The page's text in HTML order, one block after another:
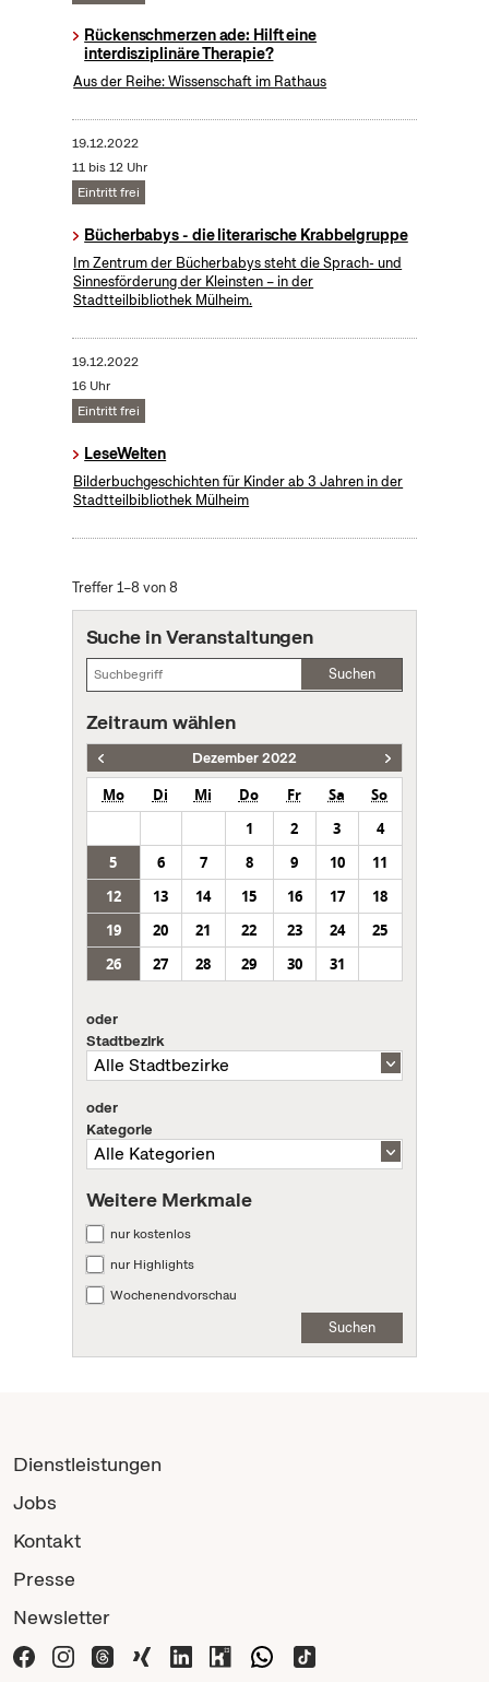
Rückenschmerzen ade: Hilft eine
interdisziplinäre Therapie?
Aus der Reihe: Wissenschaft im Rathaus
19.12.2022
11 bis 12 Uhr
Eintritt frei
Bücherbabys - die literarische Krabbelgruppe
Im Zentrum der Bücherbabys steht die Sprach- und
Sinnesförderung der Kleinsten – in der
Stadtteilbibliothek Mülheim.
19.12.2022
16 Uhr
Eintritt frei
LeseWelten
Bilderbuchgeschichten für Kinder ab 3 Jahren in der
Stadtteilbibliothek Mülheim
Treffer 1–8 von 8
Suche in Veranstaltungen
Suchen
Zeitraum wählen
Dezember 2022
Mo Di Mi Do Fr Sa
So
1
2 3
4
5
6 7 8 9 10
11
12
13 14 15 16 17
18
19
20 21 22 23 24
25
26
27 28 29 30 31
oder
Stadtbezirk
oder
Kategorie
Weitere Merkmale
nur kostenlos
nur Highlights
Wochenendvorschau
Suchen
Dienstleistungen
Jobs
Kontakt
Presse
Newsletter